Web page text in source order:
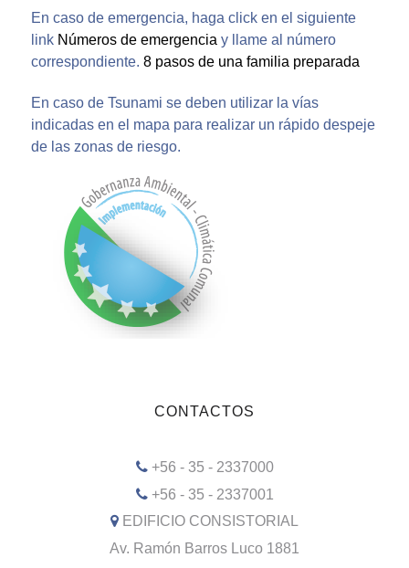
En caso de emergencia, haga click en el siguiente
link Números de emergencia y llame al número
correspondiente. 8 pasos de una familia preparada
En caso de Tsunami se deben utilizar la vías
indicadas en el mapa para realizar un rápido despeje
de las zonas de riesgo.
CONTACTOS
+56 - 35 - 2337000
+56 - 35 - 2337001
EDIFICIO CONSISTORIAL
Av. Ramón Barros Luco 1881